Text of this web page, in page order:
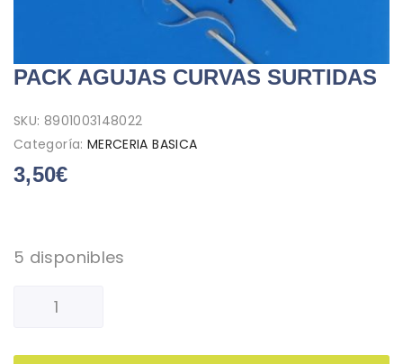
PACK AGUJAS CURVAS SURTIDAS
SKU: 8901003148022
Categoría: MERCERIA BASICA
3,50€
5 disponibles